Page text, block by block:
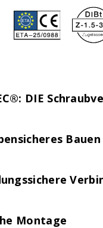
von
DIE
Bauen
Montage